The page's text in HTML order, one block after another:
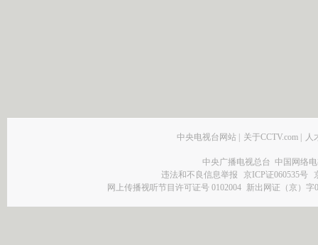
中央电视台网站 | 关于CCTV.com | 人
中央广播电视总台 中国网络
违法和不良信息举报
京ICP证060535号
网上传播视听节目许可证号 0102004 新出网证（京）